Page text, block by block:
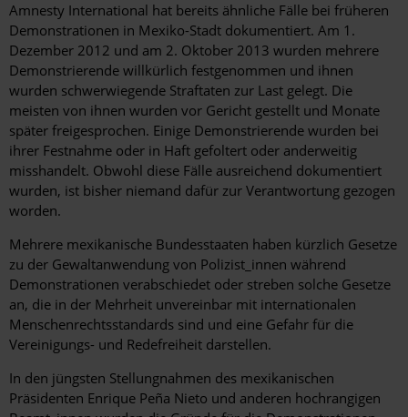
Amnesty International hat bereits ähnliche Fälle bei früheren
Demonstrationen in Mexiko-Stadt dokumentiert. Am 1.
Dezember 2012 und am 2. Oktober 2013 wurden mehrere
Demonstrierende willkürlich festgenommen und ihnen
wurden schwerwiegende Straftaten zur Last gelegt. Die
meisten von ihnen wurden vor Gericht gestellt und Monate
später freigesprochen. Einige Demonstrierende wurden bei
ihrer Festnahme oder in Haft gefoltert oder anderweitig
misshandelt. Obwohl diese Fälle ausreichend dokumentiert
wurden, ist bisher niemand dafür zur Verantwortung gezogen
worden.
Mehrere mexikanische Bundesstaaten haben kürzlich Gesetze
zu der Gewaltanwendung von Polizist_innen während
Demonstrationen verabschiedet oder streben solche Gesetze
an, die in der Mehrheit unvereinbar mit internationalen
Menschenrechtsstandards sind und eine Gefahr für die
Vereinigungs- und Redefreiheit darstellen.
In den jüngsten Stellungnahmen des mexikanischen
Präsidenten Enrique Peña Nieto und anderen hochrangigen